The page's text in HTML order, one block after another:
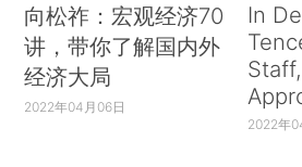
向松祚：宏观经济70
讲，带你了解国内外
经济大局
2022年04月06日
In
2022年